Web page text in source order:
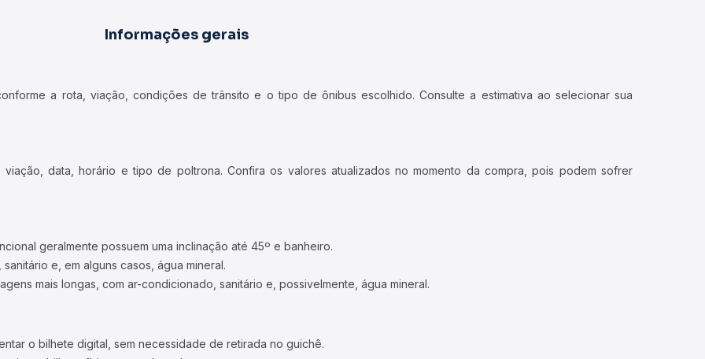
Informações gerais
a rota, viação, condições de trânsito e o tipo de ônibus escolhido. Consulte a estimativa ao selecionar sua
data, horário e tipo de poltrona. Confira os valores atualizados no momento da compra, pois podem sofrer
geralmente possuem uma inclinação até 45º e banheiro.
e, em alguns casos, água mineral.
mais longas, com ar-condicionado, sanitário e, possivelmente, água mineral.
o bilhete digital, sem necessidade de retirada no guichê.